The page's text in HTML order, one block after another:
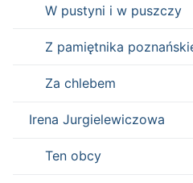
W pustyni i w puszczy
Z pamiętnika
Za chlebem
Irena Jurgielewiczowa
Ten obcy